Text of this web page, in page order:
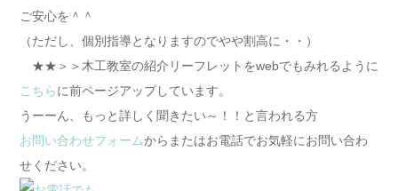
ご安心を＾＾
（ただし、個別指導となりますのでやや割高に・・）
★★＞＞木工教室の紹介リーフレットをwebでもみれるように
こちらに前ページアップしています。
うーーん、もっと詳しく聞きたい～！！と言われる方
お問い合わせフォームからまたはお電話でお気軽にお問い合わ
せください。